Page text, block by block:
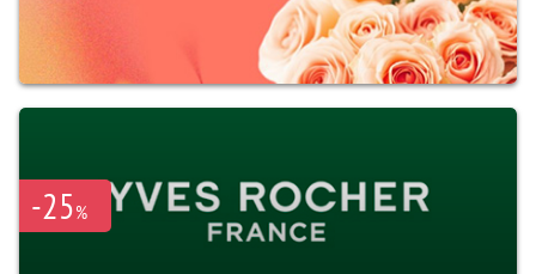
-25%